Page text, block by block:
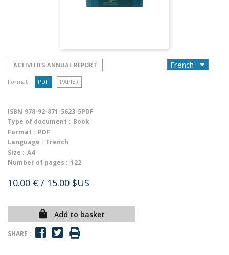
ACTIVITIES ANNUAL REPORT
Format : PDF PAPIER
ISBN 978-92-871-5623-5PDF
Type of document : Book
Format : PDF
Language : French
Size : A4
Number of pages : 122
10.00 € / 15.00 $US
Add to basket
SHARE :